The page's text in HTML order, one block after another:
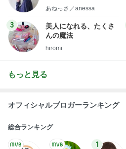
little minimalist's bea
あねっさ／anessa
3
美人になれる、たくさ
んの魔法
hiromi
もっと見る
オフィシャルブロガーランキング
総合ランキング
1